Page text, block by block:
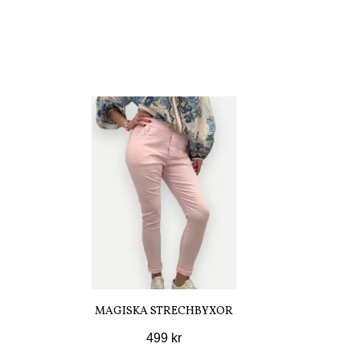
MAGISKA STRECHBYXOR
499 kr